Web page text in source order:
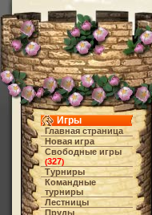
Игры
Главная страница
Новая игра
Свободные игры
(327)
Турниры
Командные
турниры
Лестницы
Пруды